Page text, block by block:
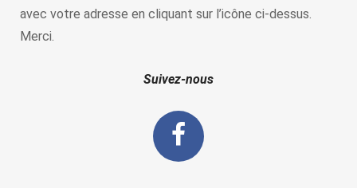
avec votre adresse en cliquant sur l’icône ci-dessus.
Merci.
Suivez-nous